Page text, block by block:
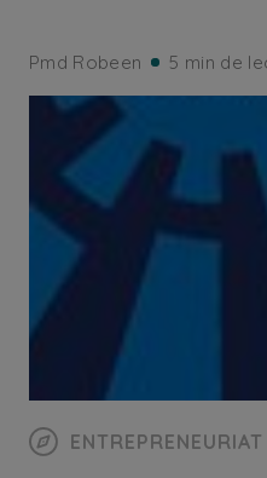
Pmd Robeen 5 min de